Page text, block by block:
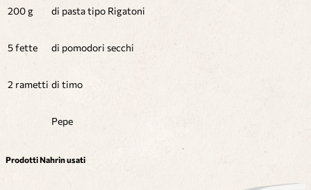
200 g di pasta tipo Rigatoni
5 fette di pomodori secchi
2 rametti di timo
Pepe
Prodotti Nahrin usati